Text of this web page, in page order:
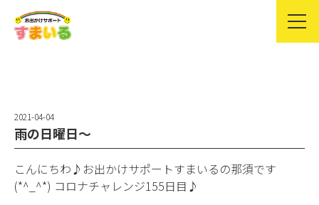
2021-04-04
雨の日曜日〜
こんにちわ♪お出かけサポートすまいるの那須です
(*^_^*) コロナチャレンジ155日目♪